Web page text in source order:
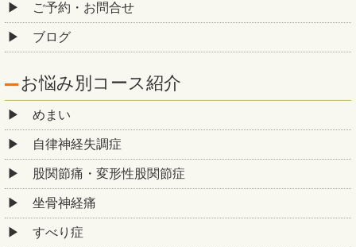
ご予約・お問合せ
ブログ
お悩み別コース紹介
めまい
自律神経失調症
股関節痛・変形性股関節症
坐骨神経痛
すべり症